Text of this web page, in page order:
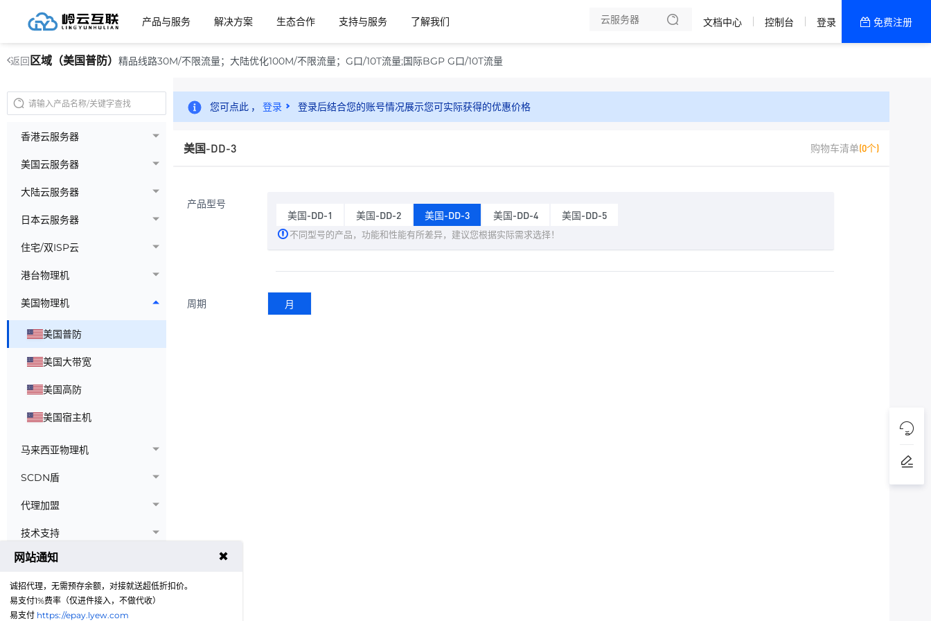
产品与服务 解决方案 生态合作 支持与服务
了解我们
文档中心 控制台 登录 免费注册
返回 区域（美国普防） 精品线路30M/不限流量；大陆优化100M/不限流量；G口/10T流量;国际BGP G口/10T流量
香港云服务器
美国云服务器
大陆云服务器
日本云服务器
住宅/双ISP云
港台物理机
美国物理机
美国普防
美国大带宽
美国高防
美国宿主机
马来西亚物理机
SCDN盾
代理加盟
技术支持
您可点此 ， 登录 登录后结合您的账号情况展示您可实际获得的优惠价格
美国-DD-3 购物车清单(0个)
产品型号
美国-DD-1
美国-DD-2 美国-DD-3 美国-DD-4 美国-DD-5
不同型号的产品，功能和性能有所差异，建议您根据实际需求选择！
周期 月
网站通知 ✖
诚招代理，无需预存余额，对接就送超低折扣价。
易支付1%费率（仅进件接入，不做代收）
易支付 https://epay.lyew.com